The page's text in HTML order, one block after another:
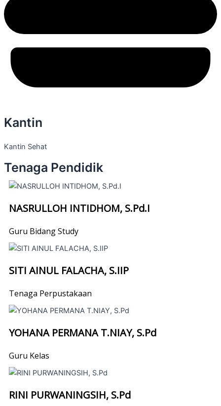
Kantin
Kantin Sehat
Tenaga Pendidik
NASRULLOH INTIDHOM, S.Pd.I
Guru Bidang Study
SITI AINUL FALACHA, S.IIP
Tenaga Perpustakaan
YOHANA PERMANA T.NIAY, S.Pd
Guru Kelas
RINI PURWANINGSIH, S.Pd